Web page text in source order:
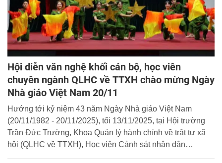
Hội diễn văn nghệ khối cán bộ, học viên
chuyên ngành QLHC về TTXH chào mừng Ngày
Nhà giáo Việt Nam 20/11
Hướng tới kỷ niệm 43 năm Ngày Nhà giáo Việt Nam
(20/11/1982 - 20/11/2025), tối 13/11/2025, tại Hội trường
Trần Đức Trường, Khoa Quản lý hành chính về trật tự xã
hội (QLHC về TTXH), Học viện Cảnh sát nhân dân